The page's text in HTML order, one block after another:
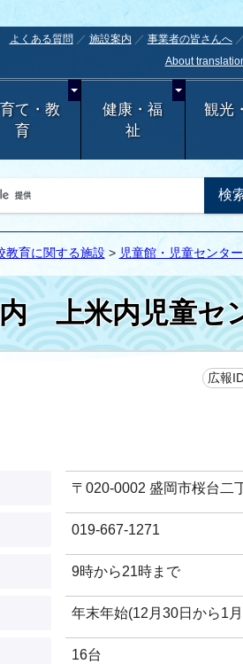
よくある質問 施設案内 事業者の皆さんへ
About
て・教
育
健康・福
祉
観光
教育に関する施設> 児童館・児童センタ
内上米内児童セ
広報
〒020-0002 盛岡市桜台二
019-667-1271
9時から21時まで
年末年始(12月30日から1
16台